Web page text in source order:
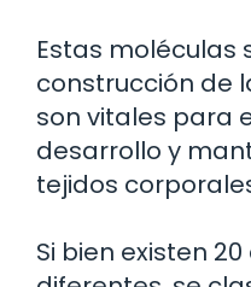
Estas moléculas
construcción de
son vitales para
desarrollo y
tejidos
Si bien existen